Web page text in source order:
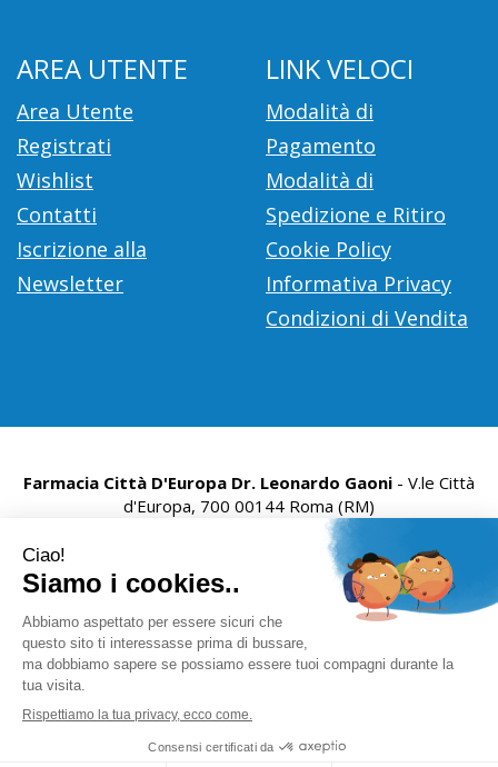
AREA UTENTE
Area Utente
Registrati
Wishlist
Contatti
Iscrizione alla
Newsletter
LINK VELOCI
Modalità di
Pagamento
Modalità di
Spedizione e Ritiro
Cookie Policy
Informativa Privacy
Condizioni di Vendita
Farmacia Città D'Europa Dr. Leonardo Gaoni - V.le Città
d'Europa, 700 00144 Roma (RM)
| P.Iva: 09281581000 |
Numero R.E.A.: 1176469
Powered byPrenofa